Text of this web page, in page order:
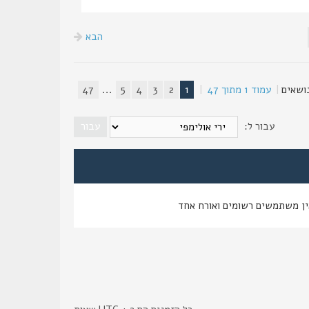
הבא
עמוד 1 מתוך 47
1
2
3
4
5
...
47
עבור ל:
משתמשים רשומים ואורח אחד